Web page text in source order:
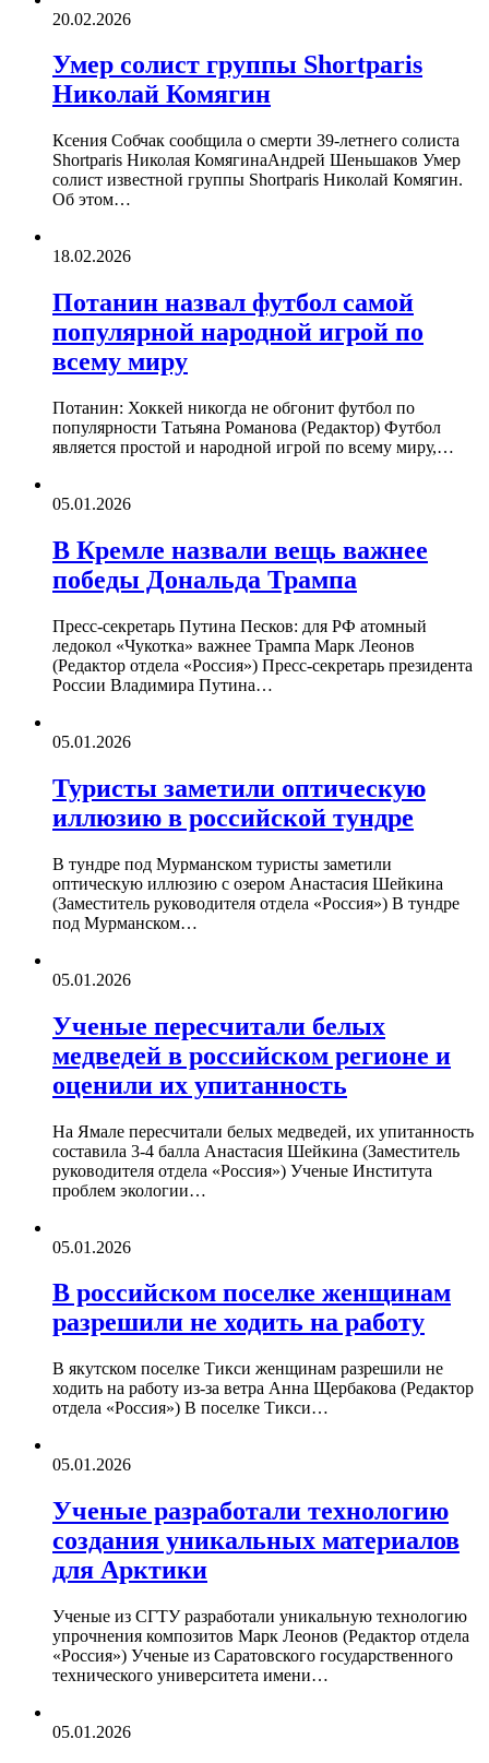
20.02.2026
Умер солист группы Shortparis
Николай Комягин
Ксения Собчак сообщила о смерти 39-летнего солиста
Shortparis Николая КомягинаАндрей Шеньшаков Умер
солист известной группы Shortparis Николай Комягин.
Об этом…
18.02.2026
Потанин назвал футбол самой
популярной народной игрой по
всему миру
Потанин: Хоккей никогда не обгонит футбол по
популярности Татьяна Романова (Редактор) Футбол
является простой и народной игрой по всему миру,…
05.01.2026
В Кремле назвали вещь важнее
победы Дональда Трампа
Пресс-секретарь Путина Песков: для РФ атомный
ледокол «Чукотка» важнее Трампа Марк Леонов
(Редактор отдела «Россия») Пресс-секретарь президента
России Владимира Путина…
05.01.2026
Туристы заметили оптическую
иллюзию в российской тундре
В тундре под Мурманском туристы заметили
оптическую иллюзию с озером Анастасия Шейкина
(Заместитель руководителя отдела «Россия») В тундре
под Мурманском…
05.01.2026
Ученые пересчитали белых
медведей в российском регионе и
оценили их упитанность
На Ямале пересчитали белых медведей, их упитанность
составила 3-4 балла Анастасия Шейкина (Заместитель
руководителя отдела «Россия») Ученые Института
проблем экологии…
05.01.2026
В российском поселке женщинам
разрешили не ходить на работу
В якутском поселке Тикси женщинам разрешили не
ходить на работу из-за ветра Анна Щербакова (Редактор
отдела «Россия») В поселке Тикси…
05.01.2026
Ученые разработали технологию
создания уникальных материалов
для Арктики
Ученые из СГТУ разработали уникальную технологию
упрочнения композитов Марк Леонов (Редактор отдела
«Россия») Ученые из Саратовского государственного
технического университета имени…
05.01.2026